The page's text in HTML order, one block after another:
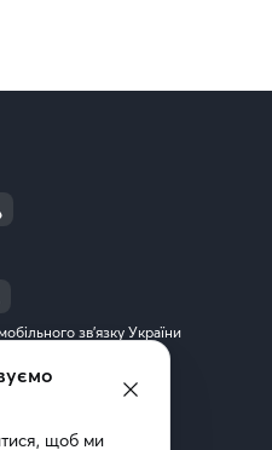
зв’язку України
щоб ми